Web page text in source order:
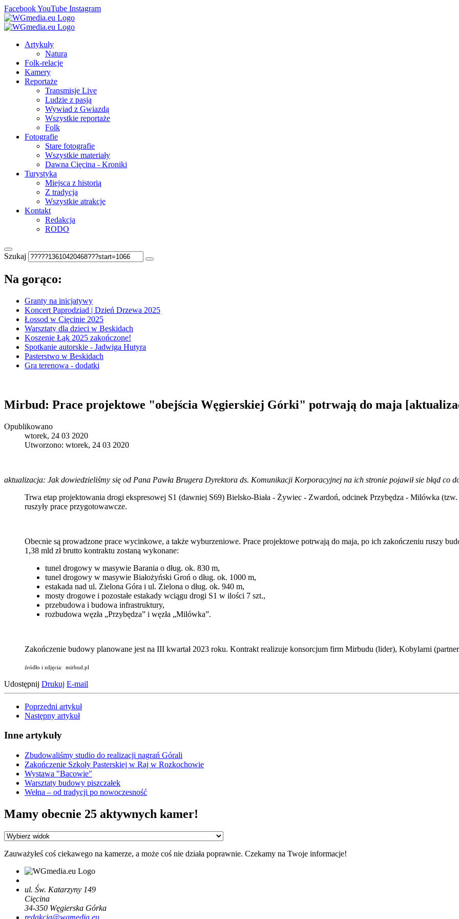
FacebookYouTube Instagram
Artykuły
Natura
Folk-relacje
Kamery
Reportaże
Transmisje Live
Ludzie z pasją
Wywiad z Gwiazdą
Wszystkie reportaże
Folk
Fotografie
Stare fotografie
Wszystkie materiały
Dawna Cięcina - Kroniki
Turystyka
Miejsca z historią
Z tradycją
Wszystkie atrakcje
Kontakt
Redakcja
RODO
Szukaj
Na gorąco:
Granty na inicjatywy
Koncert Paprodziad | Dzień Drzewa 2025
Łossod w Cięcinie 2025
Warsztaty dla dzieci w Beskidach
Koszenie Łąk 2025 zakończone!
Spotkanie autorskie - Jadwiga Hutyra
Pasterstwo w Beskidach
Gra terenowa - dodatki
Mirbud: Prace projektowe "obejścia Węgierskiej Górki" potrwają do maja
Opublikowano
wtorek, 24 03 2020
Utworzono: wtorek, 24 03 2020
aktualizacja: Jak dowiedzieliśmy się od Pana Pawła Brugera Dyrektora ds. Komunikacji Korporacyjnej na ich stronie pojawił sie błąd co
Trwa etap projektowania drogi ekspresowej S1 (dawniej S69) Bielsko-Biała - Żywiec - Zwardoń, odcinek Przybędza - Milówka
ruszyły prace przygotowawcze.
Obecnie są prowadzone prace wycinkowe, a także wyburzeniowe. Prace projektowe potrwają do maja, po ich zakończeniu ruszy
1,38 mld zł brutto kontraktu zostaną wykonane:
tunel drogowy w masywie Barania o dług. ok. 830 m,
tunel drogowy w masywie Białożyński Groń o dług. ok. 1000 m,
estakada nad ul. Zielona Góra i ul. Zielona o dług. ok. 940 m,
mosty drogowe i pozostałe estakady wciągu drogi S1 w ilości 7 szt.,
przebudowa i budowa infrastruktury,
rozbudowa węzła „Przybędza” i węzła „Milówka”.
Zakończenie budowy planowane jest na III kwartał 2023 roku. Kontrakt realizuje konsorcjum firm Mirbudu (lider), Kobylarni
źródło i zdjęcia: mirbud.pl
Udostępnij Drukuj E-mail
Poprzedni artykuł
Następny artykuł
Inne artykuły
Zbudowaliśmy studio do realizacji nagrań Górali
Zakończenie Szkoły Pasterskiej w Raj w Rozkochowie
Wystawa "Bacowie"
Warsztaty budowy piszczałek
Wełna – od tradycji po nowoczesność
Mamy obecnie 25 aktywnych kamer!
Zauważyłeś coś ciekawego na kamerze, a może coś nie działa poprawnie. Czekamy na Twoje informacje!
ul. Św. Katarzyny 149
Cięcina
34-350 Węgierska Górka
redakcja@wgmedia.eu